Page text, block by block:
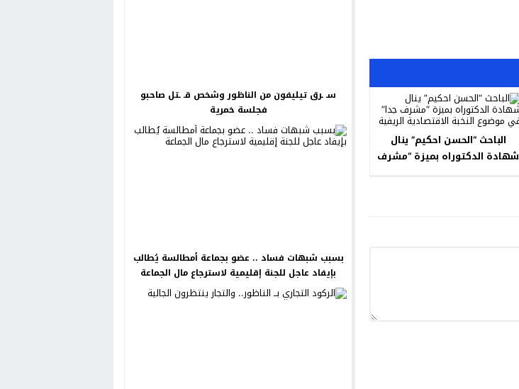
الباحث “الحسن احكيم” ينال
شهادة الدكتوراه بميزة “مشرف
سـ ـرق تيليفون من الناظور وشخص قـ ـتل صاحبو
فجلسة خمرية
بسبب شبهات فساد .. عضو بجماعة أمطالسة يُطالب
بإيفاد عاجل للجنة إقليمية لاسترجاع مال الجماعة